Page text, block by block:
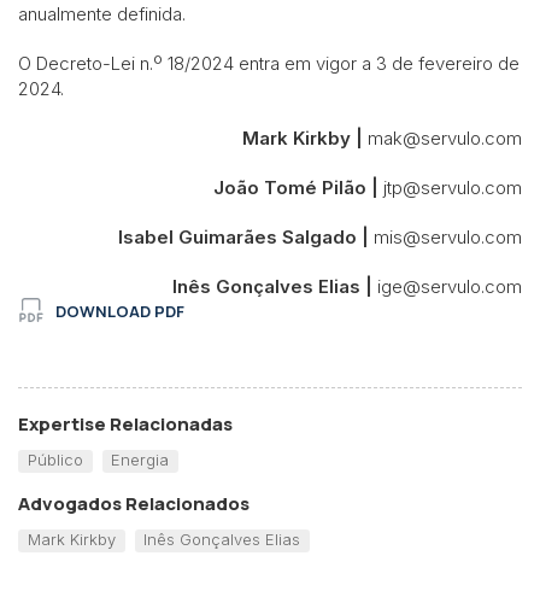
anualmente definida.
O Decreto-Lei n.º 18/2024 entra em vigor a 3 de fevereiro de
2024.
Mark Kirkby | mak@servulo.com
João Tomé Pilão | jtp@servulo.com
Isabel Guimarães Salgado | mis@servulo.com
Inês Gonçalves Elias | ige@servulo.com
DOWNLOAD PDF
Expertise Relacionadas
Público Energia
Advogados Relacionados
Mark Kirkby Inês Gonçalves Elias